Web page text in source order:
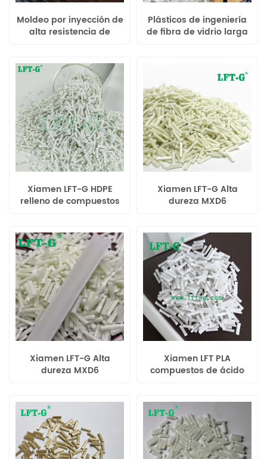
Moldeo por inyección de
alta resistencia de
Plásticos de ingeniería
de fibra de vidrio larga
LFT de alta resistencia
Xiamen LFT-G HDPE
relleno de compuestos
de vidrio larga
Xiamen LFT-G Alta
dureza MXD6
original
Xiamen LFT-G Alta
dureza MXD6
original
Xiamen LFT PLA
compuestos de ácido
de vidrio larga para
ingeniería